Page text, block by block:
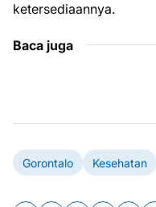
ketersediaannya.
Baca juga
Gorontalo Kesehatan